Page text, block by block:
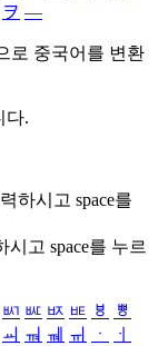
ヲ ―
로 중국어를 변환
다.
하시고 space를
시고 space를 누르
ㅴ ㅵ ㅶ ㅷ ㅸ
ㅹ
ㆉ ㆊ ㆋ ㆌ ㆍ
ㆎ